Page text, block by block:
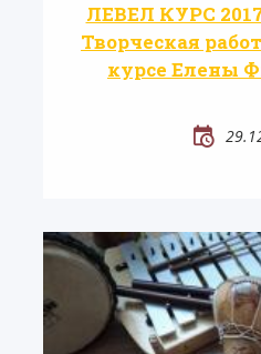
ЛЕВЕЛ КУРС
Творческая
курсе Елены